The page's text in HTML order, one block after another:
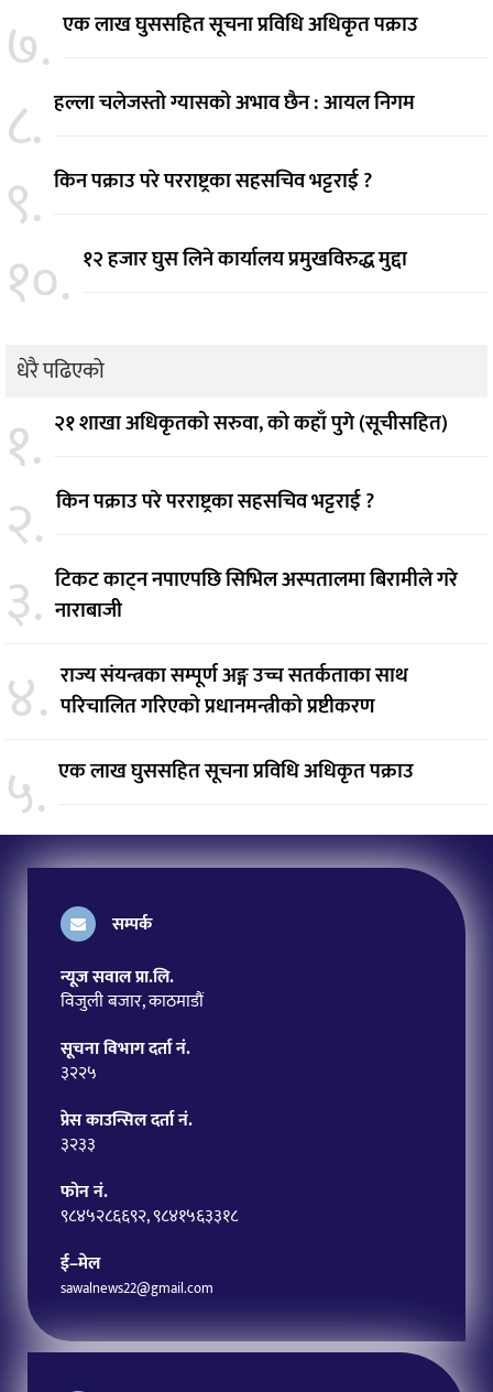
७. एक लाख घुससहित सूचना प्रविधि अधिकृत पक्राउ
८. हल्ला चलेजस्तो ग्यासको अभाव छैन : आयल निगम
९. किन पक्राउ परे परराष्ट्रका सहसचिव भट्टराई ?
१०. १२ हजार घुस लिने कार्यालय प्रमुखविरुद्ध मुद्दा
धेरै पढिएको
१. २१ शाखा अधिकृतको सरुवा, को कहाँ पुगे (सूचीसहित)
२. किन पक्राउ परे परराष्ट्रका सहसचिव भट्टराई ?
३. टिकट काट्न नपाएपछि सिभिल अस्पतालमा बिरामीले गरे
नाराबाजी
४. राज्य संयन्त्रका सम्पूर्ण अङ्ग उच्च सतर्कताका साथ
परिचालित गरिएको प्रधानमन्त्रीको प्रष्टीकरण
५. एक लाख घुससहित सूचना प्रविधि अधिकृत पक्राउ
सम्पर्क
न्यूज सवाल प्रा.लि.
विजुली बजार, काठमाडौं
सूचना विभाग दर्ता नं.
३२२५
प्रेस काउन्सिल दर्ता नं.
३२३३
फोन नं.
९८४५२८६६९२, ९८४१५६३३१८
ई–मेल
sawalnews22@gmail.com